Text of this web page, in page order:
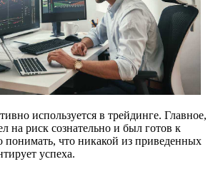
используется в трейдинге. Главное,
на риск сознательно и был готов к
что никакой из приведенных
успеха.